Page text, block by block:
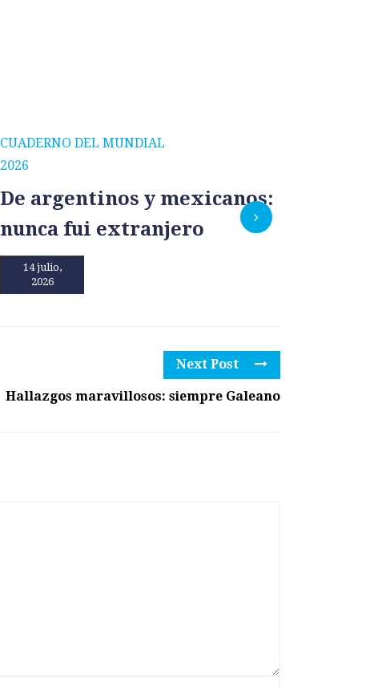
CUADERNO DEL MUNDIAL
2026
De argentinos y mexicanos:
nunca fui extranjero
14 julio,
2026
Next Post
Hallazgos maravillosos: siempre Galeano